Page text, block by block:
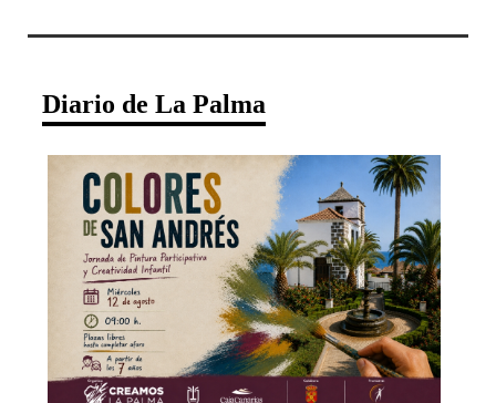
Diario de La Palma